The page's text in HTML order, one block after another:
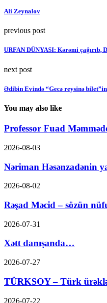
Ali Zeynalov
previous post
URFAN DÜNYASI: Kərəmi çağırıb,
next post
Ədibin Evində “Gecə reysinə
You may also like
Professor Fuad
2026-08-03
Nəriman Həsənzadənin
2026-08-02
Rəşad Məcid – sözün
2026-07-31
Xətt danışanda…
2026-07-27
TÜRKSOY – Türk
2026-07-22